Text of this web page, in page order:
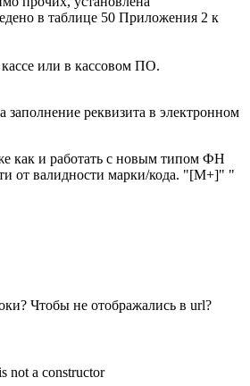
в таблице 50 Приложения 2 к
или в кассовом ПО.
заполнение реквизита в электронном
как и работать с новым типом ФН
от валидности марки/кода. "[M+]" "
Чтобы не отображались в url?
not a constructor